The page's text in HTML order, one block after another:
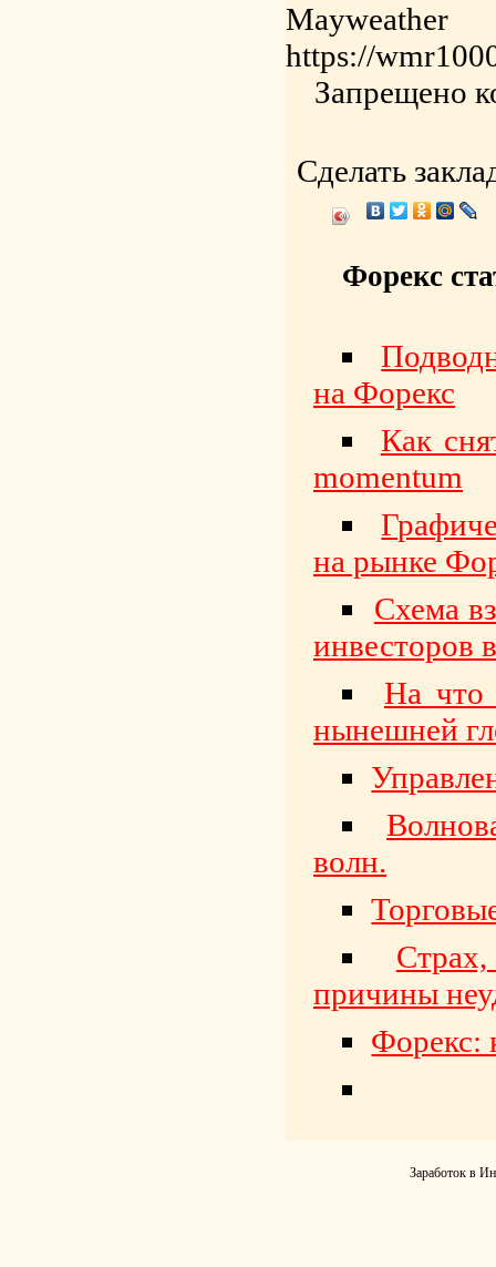
Mayweather
https://
Запрещено
Сделать
Форекс
на Форекс
Как
momentum
на рынке
Схема
инвесторов
На что
нынешней
волн.
причины
Форекс:
Заработок в